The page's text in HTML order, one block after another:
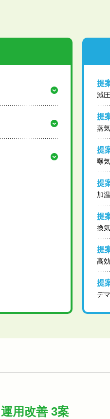
提
減
提
蒸
提
曝
提
加
提
換
提
高
提
デ
運用改善 3案